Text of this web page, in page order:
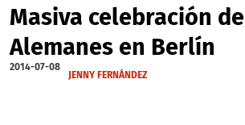
Masiva celebración de
Alemanes en Berlín
2014-07-08
JENNY FERNÁNDEZ